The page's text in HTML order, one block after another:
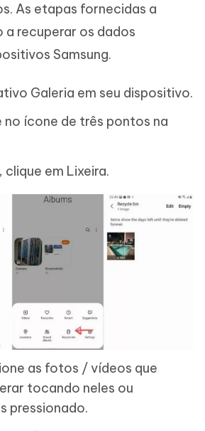
As etapas fornecidas a
a recuperar os dados
Samsung.
Galeria em seu dispositivo.
no ícone de três pontos na
clique em Lixeira.
as fotos / vídeos que
tocando neles ou
pressionado.